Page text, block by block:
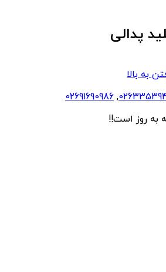
پدالی
به بالا
,
02691690986
به روز است!!